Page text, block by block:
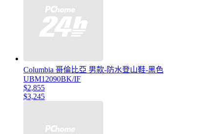
Columbia 哥倫比亞 男款-防水登山鞋-黑色
UBM12090BK/IF
$2,855
$3,245